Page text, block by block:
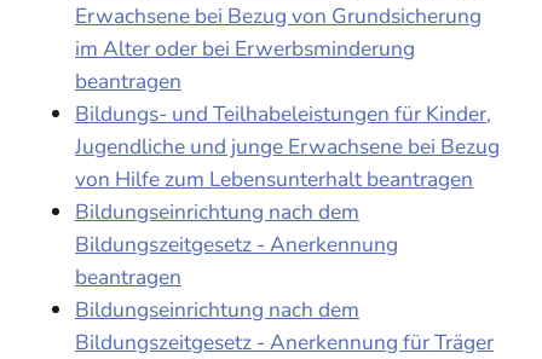
Erwachsene bei Bezug von Grundsicherung
im Alter oder bei Erwerbsminderung
beantragen
Bildungs- und Teilhabeleistungen für Kinder,
Jugendliche und junge Erwachsene bei Bezug
von Hilfe zum Lebensunterhalt beantragen
Bildungseinrichtung nach dem
Bildungszeitgesetz - Anerkennung
beantragen
Bildungseinrichtung nach dem
Bildungszeitgesetz - Anerkennung für Träger